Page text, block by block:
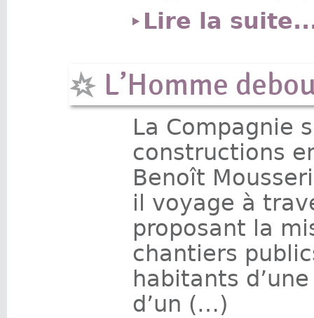
Lire la
L’Homme
La Compagnie
constructions
Benoît
il voyage à
proposant la
chantiers
habitants
d’un (…)